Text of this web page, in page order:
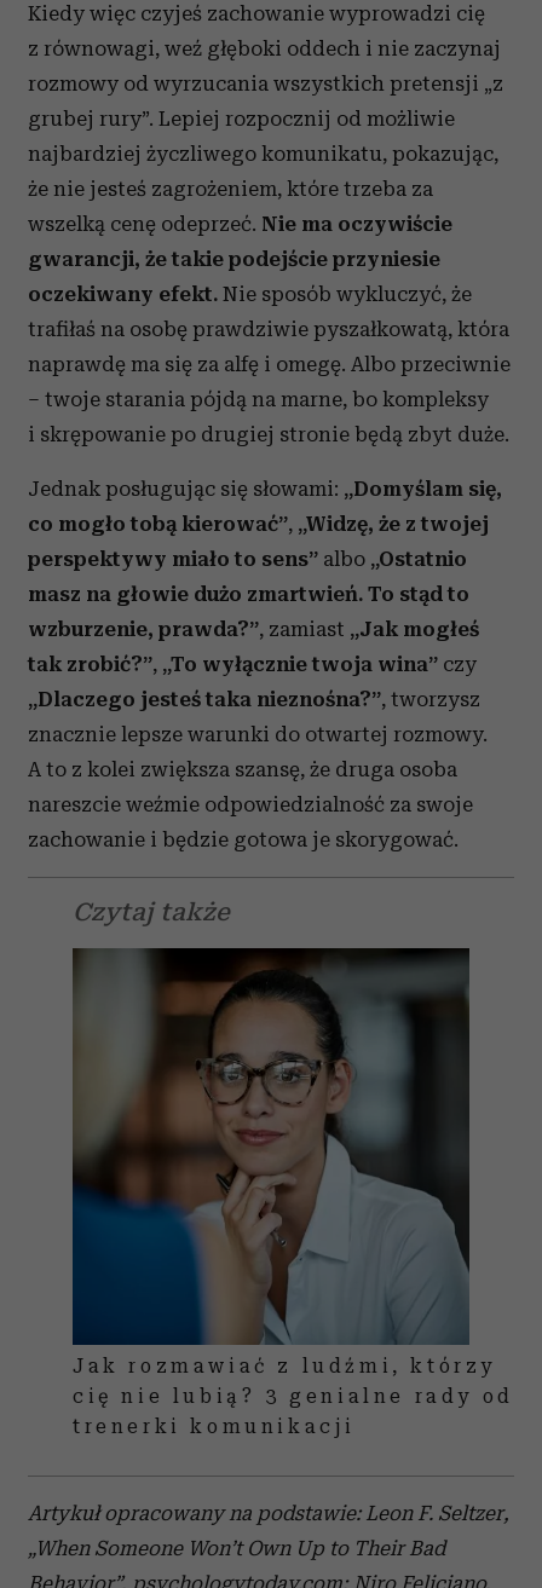
Kiedy więc czyjeś zachowanie wyprowadzi cię
z równowagi, weź głęboki oddech i nie zaczynaj
rozmowy od wyrzucania wszystkich pretensji „z
grubej rury”. Lepiej rozpocznij od możliwie
najbardziej życzliwego komunikatu, pokazując,
że nie jesteś zagrożeniem, które trzeba za
wszelką cenę odeprzeć. Nie ma oczywiście
gwarancji, że takie podejście przyniesie
oczekiwany efekt. Nie sposób wykluczyć, że
trafiłaś na osobę prawdziwie pyszałkowatą, która
naprawdę ma się za alfę i omegę. Albo przeciwnie
– twoje starania pójdą na marne, bo kompleksy
i skrępowanie po drugiej stronie będą zbyt duże.
Jednak posługując się słowami: „Domyślam się,
co mogło tobą kierować”, „Widzę, że z twojej
perspektywy miało to sens” albo „Ostatnio
masz na głowie dużo zmartwień. To stąd to
wzburzenie, prawda?”, zamiast „Jak mogłeś
tak zrobić?”, „To wyłącznie twoja wina” czy
„Dlaczego jesteś taka nieznośna?”, tworzysz
znacznie lepsze warunki do otwartej rozmowy.
A to z kolei zwiększa szansę, że druga osoba
nareszcie weźmie odpowiedzialność za swoje
zachowanie i będzie gotowa je skorygować.
Czytaj także
Jak rozmawiać z ludźmi, którzy
cię nie lubią? 3 genialne rady od
trenerki komunikacji
Artykuł opracowany na podstawie: Leon F. Seltzer,
„When Someone Won’t Own Up to Their Bad
Behavior”, psychologytoday.com; Niro Feliciano,